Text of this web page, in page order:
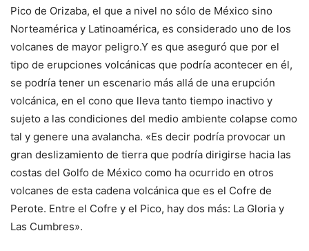
Pico de Orizaba, el que a nivel no sólo de México sino
Norteamérica y Latinoamérica, es considerado uno de los
volcanes de mayor peligro.Y es que aseguró que por el
tipo de erupciones volcánicas que podría acontecer en él,
se podría tener un escenario más allá de una erupción
volcánica, en el cono que lleva tanto tiempo inactivo y
sujeto a las condiciones del medio ambiente colapse como
tal y genere una avalancha. «Es decir podría provocar un
gran deslizamiento de tierra que podría dirigirse hacia las
costas del Golfo de México como ha ocurrido en otros
volcanes de esta cadena volcánica que es el Cofre de
Perote. Entre el Cofre y el Pico, hay dos más: La Gloria y
Las Cumbres».